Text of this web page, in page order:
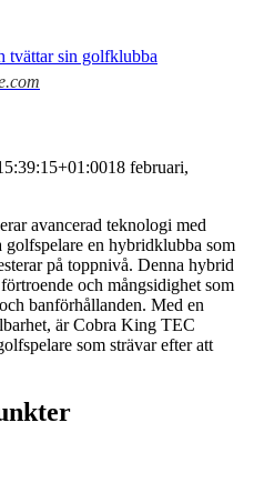
18 februari,
avancerad teknologi med
en hybridklubba som
på toppnivå. Denna hybrid
och mångsidighet som
banförhållanden. Med en
är Cobra King TEC
som strävar efter att